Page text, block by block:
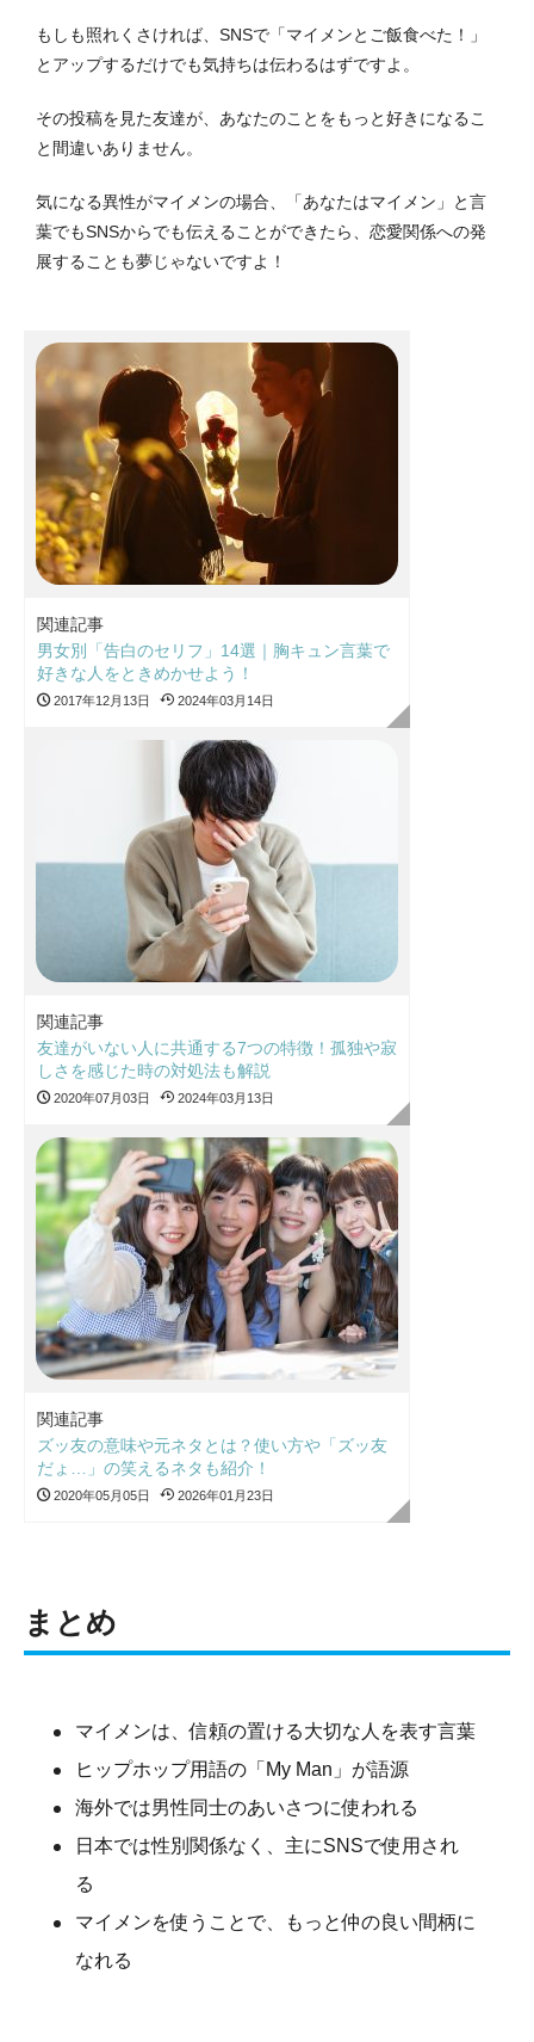
もしも照れくさければ、SNSで「マイメンとご飯食べた！」
とアップするだけでも気持ちは伝わるはずですよ。
その投稿を見た友達が、あなたのことをもっと好きになるこ
と間違いありません。
気になる異性がマイメンの場合、「あなたはマイメン」と言
葉でもSNSからでも伝えることができたら、恋愛関係への発
展することも夢じゃないですよ！
関連記事
男女別「告白のセリフ」14選｜胸キュン言葉で
好きな人をときめかせよう！
2017年12月13日 2024年03月14日
関連記事
友達がいない人に共通する7つの特徴！孤独や寂
しさを感じた時の対処法も解説
2020年07月03日 2024年03月13日
関連記事
ズッ友の意味や元ネタとは？使い方や「ズッ友
だょ…」の笑えるネタも紹介！
2020年05月05日 2026年01月23日
まとめ
マイメンは、信頼の置ける大切な人を表す言葉
ヒップホップ用語の「My Man」が語源
海外では男性同士のあいさつに使われる
日本では性別関係なく、主にSNSで使用され
る
マイメンを使うことで、もっと仲の良い間柄に
なれる